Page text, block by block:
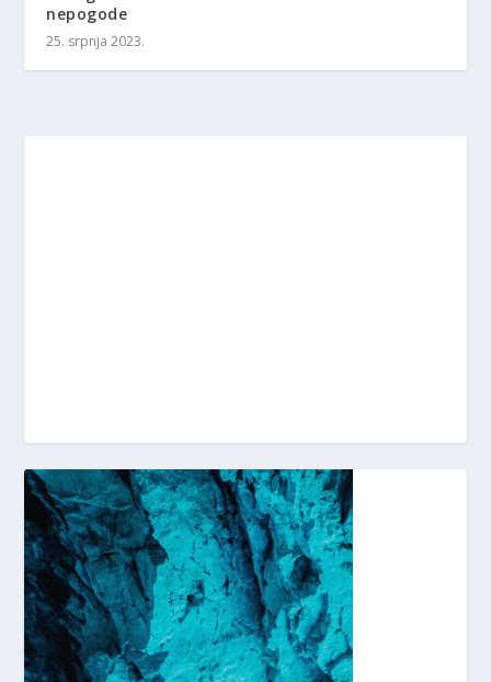
nepogode
25. srpnja 2023.